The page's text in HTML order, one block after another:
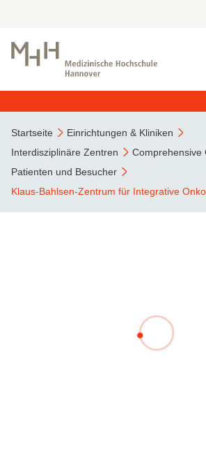
Startseite
Einrichtungen & Kliniken
Interdisziplinäre Zentren
Comprehensive
Patienten und Besucher
Klaus-Bahlsen-Zentrum für Integrative